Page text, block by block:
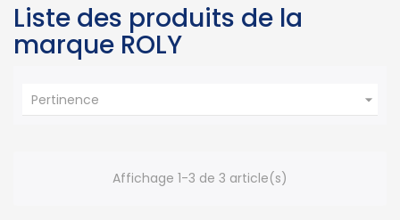
Liste des produits de la
marque ROLY
Pertinence 
Affichage 1-3 de 3 article(s)